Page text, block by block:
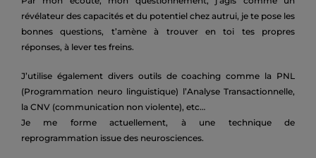
révélateur des capacités et du potentiel chez autrui, je te pose les
bonnes questions, t’amène à trouver en toi tes propres
réponses, à lever tes freins.
J’utilise également divers outils de coaching comme la PNL
(Programmation neuro linguistique) l’Analyse Transactionnelle,
la CNV (communication non violente), etc…
Je me forme actuellement, à une technique de
reprogrammation issue des neurosciences.